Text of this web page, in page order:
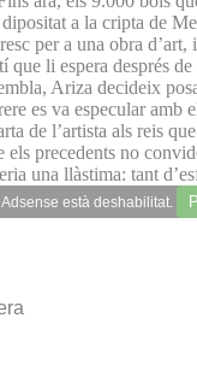
dipositat a la cripta de
per a una obra d’art,
que li espera després
Ariza decideix
es va especular amb
de l’artista als reis
els precedents no
una llàstima: tant
està deshabilitat.